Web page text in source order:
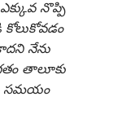
నొప్పి
కోలుకోవడం
నేను
తాలూకు
సమయం